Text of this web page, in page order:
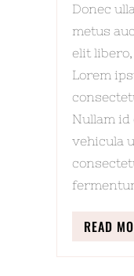
Donec
metus
elit
Lorem
Nullam
vehicula
READ